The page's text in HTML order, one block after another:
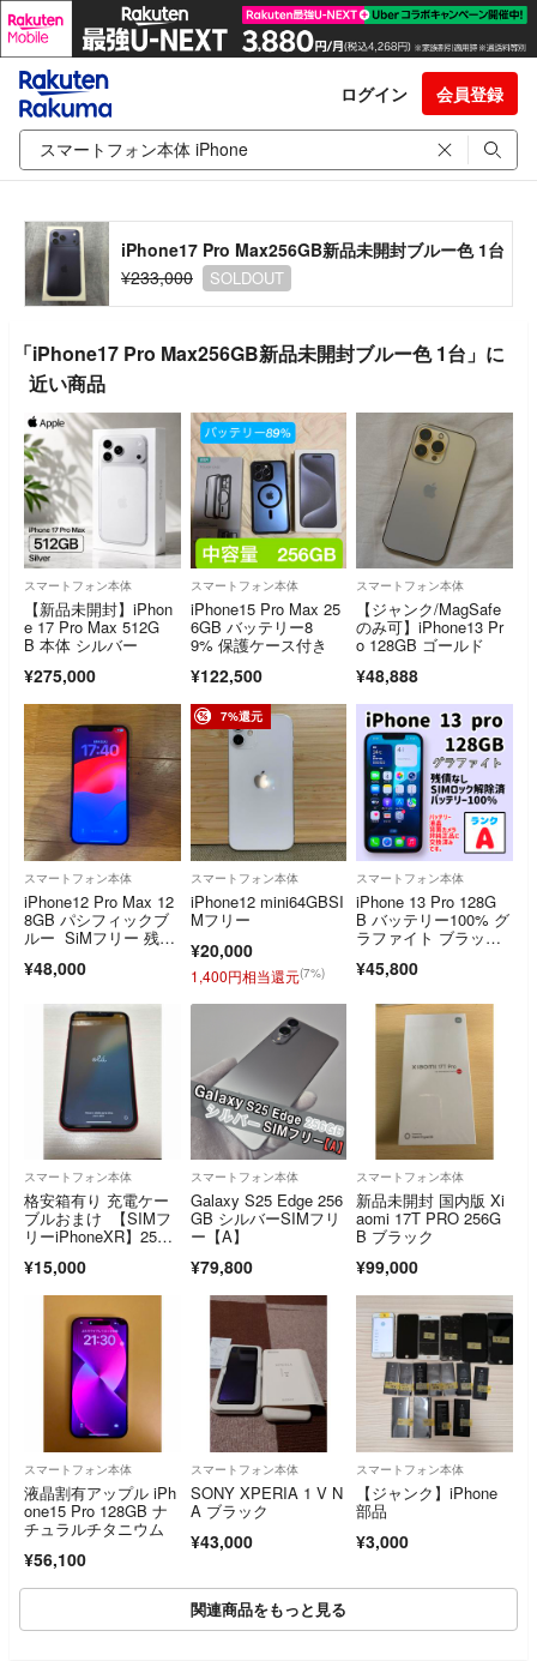
ログイン 会員登録
iPhone17 Pro Max256GB新品未開封ブルー色 1台
¥233,000
SOLDOUT
「iPhone17 Pro Max256GB新品未開封ブルー色 1台」に
近い商品
スマートフォン本体
【新品未開封】iPhon
e 17 Pro Max 512G
B 本体 シルバー
¥275,000
スマートフォン本体
iPhone15 Pro Max 25
6GB バッテリー8
9% 保護ケース付き
¥122,500
スマートフォン本体
【ジャンク/MagSafe
のみ可】iPhone13 Pr
o 128GB ゴールド
¥48,888
スマートフォン本体
iPhone12 Pro Max 12
8GB パシフィックブ
ルー SiMフリー 残債
¥48,000
7%還元
スマートフォン本体
iPhone12 mini64GBSI
Mフリー
¥20,000
1,400円相当還元(7%)
スマートフォン本体
iPhone 13 Pro 128G
B バッテリー100% グ
ラファイト ブラック
¥45,800
スマートフォン本体
格安箱有り 充電ケー
ブルおまけ 【SIMフ
リーiPhoneXR】256G
¥15,000
スマートフォン本体
Galaxy S25 Edge 256
GB シルバーSIMフリ
ー【A】
¥79,800
スマートフォン本体
新品未開封 国内版 Xi
aomi 17T PRO 256G
B ブラック
¥99,000
スマートフォン本体
液晶割有アップル iPh
one15 Pro 128GB ナ
チュラルチタニウム
¥56,100
スマートフォン本体
SONY XPERIA 1 V N
A ブラック
¥43,000
スマートフォン本体
【ジャンク】iPhone
部品
¥3,000
関連商品をもっと見る